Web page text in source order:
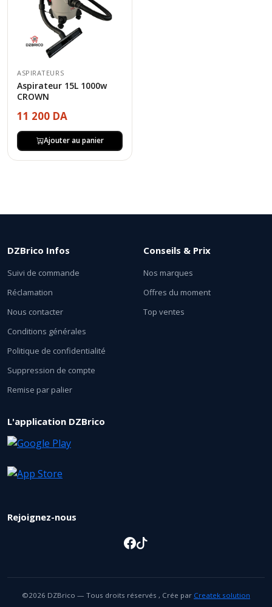
ASPIRATEURS
Aspirateur 15L 1000w
CROWN
11 200 DA
Ajouter au panier
DZBrico Infos
Suivi de commande
Réclamation
Nous contacter
Conditions générales
Politique de confidentialité
Suppression de compte
Remise par palier
Conseils & Prix
Nos marques
Offres du moment
Top ventes
L'application DZBrico
Rejoignez-nous
©2026 DZBrico — Tous droits réservés , Crée par Createk solution